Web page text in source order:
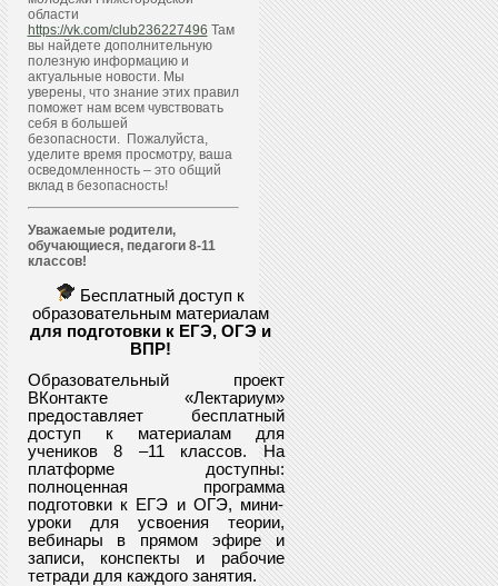
области
https://vk.com/club236227496 Там
вы найдете дополнительную
полезную информацию и
актуальные новости. Мы
уверены, что знание этих правил
поможет нам всем чувствовать
себя в большей
безопасности. Пожалуйста,
уделите время просмотру, ваша
осведомленность – это общий
вклад в безопасность!
Уважаемые родители,
обучающиеся, педагоги 8-11
классов!
Бесплатный доступ к
образовательным материалам
для подготовки к ЕГЭ, ОГЭ и
ВПР!
Образовательный проект
ВКонтакте «Лектариум»
предоставляетбесплатный
доступ к материалам для
учеников 8 –11 классов. На
платформе доступны:
полноценная программа
подготовки к ЕГЭ и ОГЭ, мини-
уроки для усвоения теории,
вебинары в прямом эфире и
записи, конспекты и рабочие
тетради для каждого занятия.